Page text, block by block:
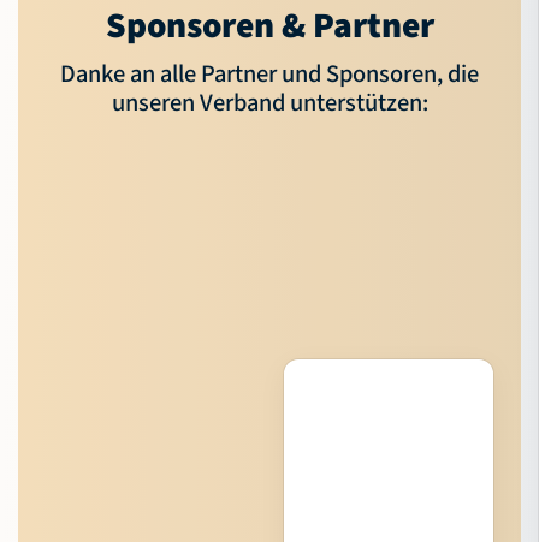
Sponsoren & Partner
Danke an alle Partner und Sponsoren, die
unseren Verband unterstützen: